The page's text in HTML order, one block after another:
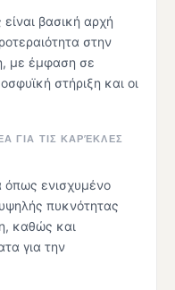
βασική αρχή
στην
με έμφαση σε
στήριξη και οι
ΓΙΑ ΤΙΣ ΚΑΡΈΚΛΕΣ
όπως ενισχυμένο
πυκνότητας
καθώς και
για την